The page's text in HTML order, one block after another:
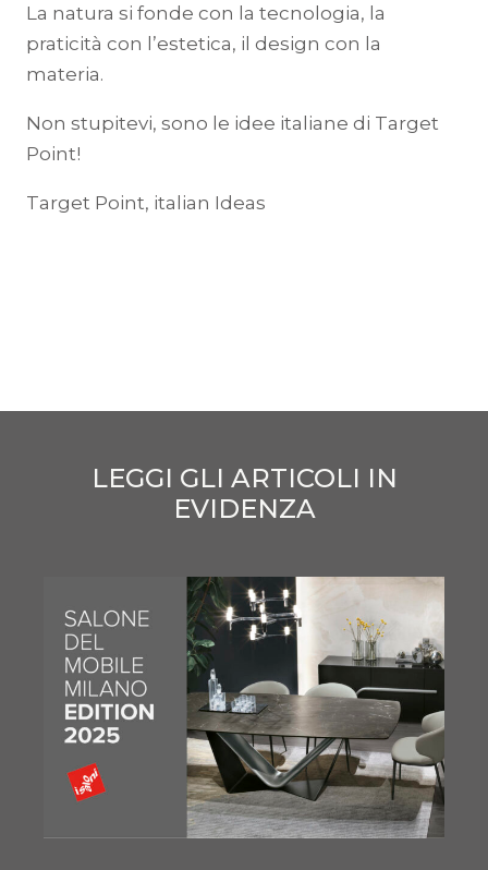
La natura si fonde con la tecnologia, la
praticità con l’estetica, il design con la
materia.
Non stupitevi, sono le idee italiane di Target
Point!
Target Point, italian Ideas
LEGGI GLI ARTICOLI IN
EVIDENZA